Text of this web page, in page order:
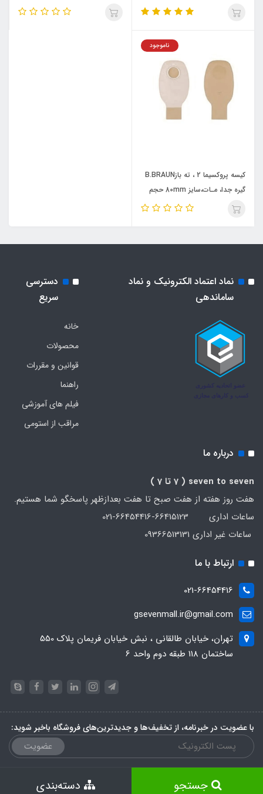
کولوستومی ) B.BRAUN کد:
کد 73180A
ناموجود
کیسه پروکسیما 2 ، ته بازB.BRAUN
گیره جدا، مـات،سایز 80mm حجم
640ml بدون فیلتر (ایلئوستومی/
جستجو
نماد اعتماد الکترونیک و نماد
ساماندهی
دسترسی
سریع
خانه
محصولات
قوانین و مقررات
راهنما
فیلم های آموزشی
مراقب از استومی
درباره ما
seven to seven ( 7 تا 7 )
هفت روز هفته از هفت صبح تا هفت بعدازظهر پاسخگو شما هستیم.
ساعات اداری 66415123-66454416-021
ساعات غیر اداری 09366513131
ارتباط با ما
021-66454416
gsevenmall.ir@gmail.com
تهران، خیابان طالقانی ، نبش خیابان فریمان پلاک 550
ساختمان 118 طبقه دوم واحد 6
با عضویت در خبرنامه، از تخفیف‌ها و جدیدترین‌های فروشگاه باخبر شوید:
عضویت
ساخت سایت توسطپرتال